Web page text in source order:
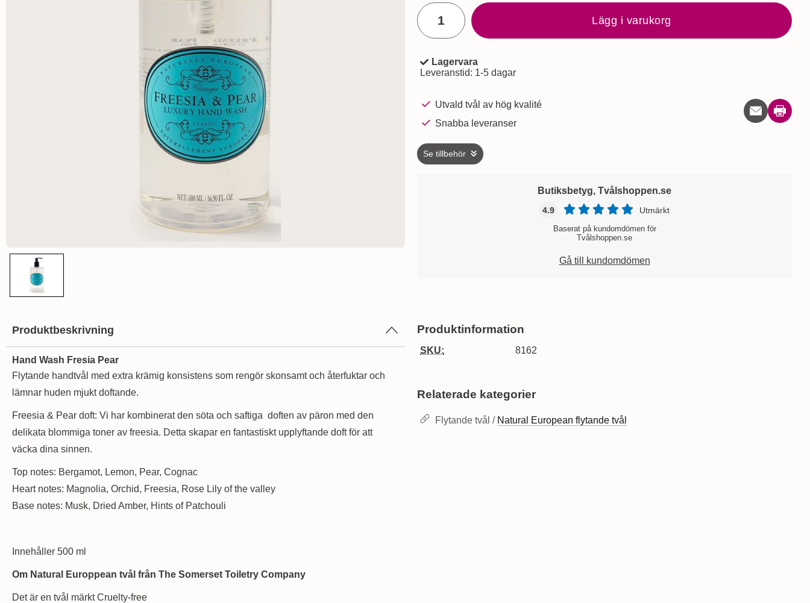
antal
Lägg i varukorg
Tillgänglighet:
Lagervara
Leveranstid: 1-5 dagar
Utvald tvål av hög kvalité
Snabba leveranser
Skriv ut
Se tillbehör
Butiksbetyg, Tvålshoppen.se
4.9 Utmärkt
Baserat på kundomdömen för
Tvålshoppen.se
Gå till kundomdömen
Produktbeskrivning
Hand Wash Fresia Pear
Flytande handtvål med extra krämig konsistens som rengör skonsamt och återfuktar och
lämnar huden mjukt doftande.
Freesia & Pear doft: Vi har kombinerat den söta och saftiga doften av päron med den
delikata blommiga toner av freesia. Detta skapar en fantastiskt upplyftande doft för att
väcka dina sinnen.
Top notes: Bergamot, Lemon, Pear, Cognac
Heart notes: Magnolia, Orchid, Freesia, Rose Lily of the valley
Base notes: Musk, Dried Amber, Hints of Patchouli
Innehåller 500 ml
Om Natural Europpean tvål från The Somerset Toiletry Company
Det är en tvål märkt Cruelty-free
Produktinformation
SKU: 8162
Relaterade kategorier
Flytande tvål / Natural European flytande tvål